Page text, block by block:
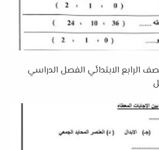
الرابع الابتدائي الفصل الدراسي